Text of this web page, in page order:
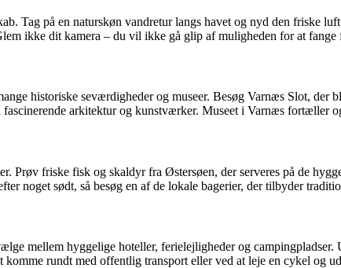
Tag på en naturskøn vandretur langs havet og nyd den friske
ikke dit kamera – du vil ikke gå glip af muligheden for at fange
historiske seværdigheder og museer. Besøg Varnæs Slot,
arkitektur og kunstværker. Museet i Varnæs fortæller
Prøv friske fisk og skaldyr fra Østersøen, der serveres på de
noget sødt, så besøg en af de lokale bagerier, der tilbyder
mellem hyggelige hoteller, ferielejligheder og
rundt med offentlig transport eller ved at leje en cykel og